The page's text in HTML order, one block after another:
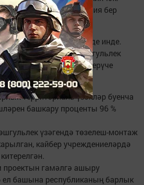
торган продукция бер
үзәкләштерү үткәрелде инде.
республика мәшгульлек
аның составына керүче
үзәкләре эшли.
территориаль үзәкләр буенча
башкару проценты 96 %
үзәгендә төзелеш-монтаж
кайбер учреждениеләрдә
проектын гамәлгә ашыру
башына республиканың барлык